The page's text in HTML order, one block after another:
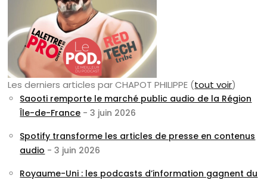
Les derniers articles par CHAPOT PHILIPPE (tout voir)
Saooti remporte le marché public audio de la Région
Île-de-France - 3 juin 2026
Spotify transforme les articles de presse en contenus
audio - 3 juin 2026
Royaume-Uni : les podcasts d’information gagnent du